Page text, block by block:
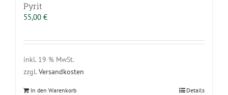
Pyrit
55,00 €
inkl. 19 % MwSt.
zzgl. Versandkosten
In den Warenkorb Details